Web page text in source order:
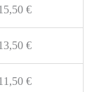
€
€
€